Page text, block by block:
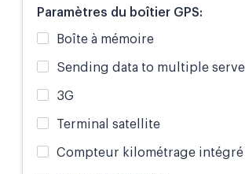
Paramètres du boîtier GPS:
Boîte à mémoire
Sending data to multiple
3G
Terminal satellite
Compteur kilométrage intégré